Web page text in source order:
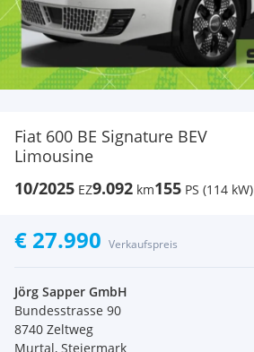
Fiat 600 BE Signature BEV
Limousine
10/2025 EZ9.092 km155 PS (114 kW)
€ 27.990 Verkaufspreis
Jörg Sapper GmbH
Bundesstrasse 90
8740 Zeltweg
Murtal, Steiermark